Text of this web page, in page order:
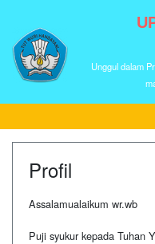
Unggul dalam
Profil
Assalamualaikum wr.wb
Puji syukur kepada Tuhan